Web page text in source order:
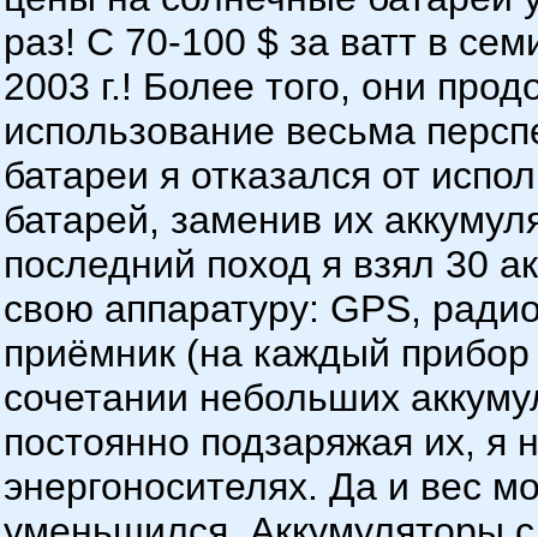
раз! С 70-100 $ за ватт в
2003 г.! Более того, они
использование весьма
батареи я отказался от
батарей, заменив их
последний поход я взял 30
свою аппаратуру: GPS,
приёмник (на каждый
сочетании небольших
постоянно подзаряжая их, я
энергоносителях. Да и вес